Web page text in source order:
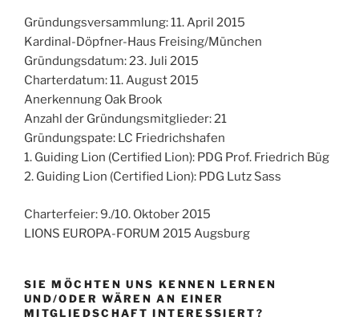
Gründungsversammlung: 11. April 2015
Kardinal-Döpfner-Haus Freising/München
Gründungsdatum: 23. Juli 2015
Charterdatum: 11. August 2015
Anerkennung Oak Brook
Anzahl der Gründungsmitglieder: 21
Gründungspate: LC Friedrichshafen
1. Guiding Lion (Certified Lion): PDG Prof. Friedrich Büg
2. Guiding Lion (Certified Lion): PDG Lutz Sass
Charterfeier: 9./10. Oktober 2015
LIONS EUROPA-FORUM 2015 Augsburg
SIE MÖCHTEN UNS KENNEN LERNEN
UND/ODER WÄREN AN EINER
MITGLIEDSCHAFT INTERESSIERT?